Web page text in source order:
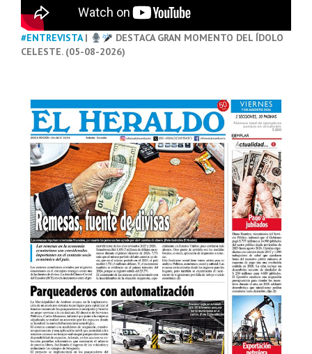
#ENTREVISTA|
DESTACA GRAN MOMENTO DEL ÍDOLO
CELESTE. (05-08-2026)